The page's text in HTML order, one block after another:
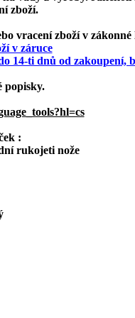
zboží.
vracení zboží v
v záruce
14-ti dnů od zakoupení,
popisky.
:
rukojeti nože